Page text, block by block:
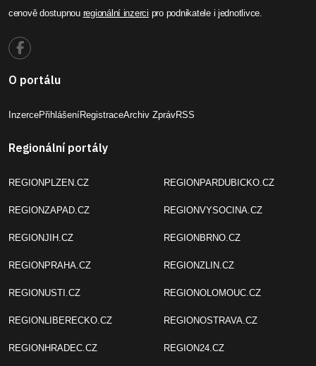
cenově dostupnou regionální inzerci pro podnikatele i jednotlivce.
O portálu
InzercePřihlášeníRegistraceArchiv ZprávRSS
Regionální portály
REGIONPLZEN.CZ
REGIONZAPAD.CZ
REGIONJIH.CZ
REGIONPRAHA.CZ
REGIONUSTI.CZ
REGIONLIBERECKO.CZ
REGIONHRADEC.CZ
REGIONPARDUBICKO.CZ
REGIONVYSOCINA.CZ
REGIONBRNO.CZ
REGIONZLIN.CZ
REGIONOLOMOUC.CZ
REGIONOSTRAVA.CZ
REGION24.CZ